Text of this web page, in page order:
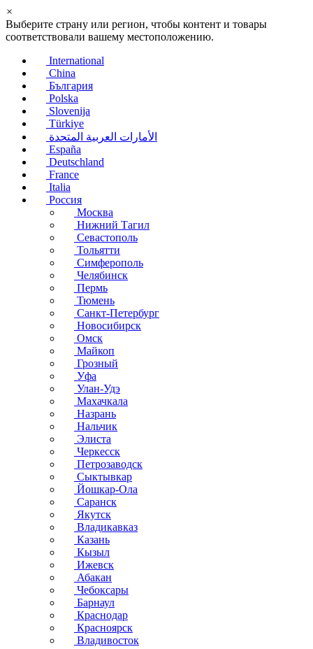
×
Выберите страну или регион, чтобы контент и товары
соответствовали вашему местоположению.
International
China
България
Polska
Slovenija
Türkiye
الأمارات العربية المتحدة
España
Deutschland
France
Italia
Россия
Москва
Нижний Тагил
Севастополь
Тольятти
Симферополь
Челябинск
Пермь
Тюмень
Санкт-Петербург
Новосибирск
Омск
Майкоп
Грозный
Уфа
Улан-Удэ
Махачкала
Назрань
Нальчик
Элиста
Черкесск
Петрозаводск
Сыктывкар
Йошкар-Ола
Саранск
Якутск
Владикавказ
Казань
Кызыл
Ижевск
Абакан
Чебоксары
Барнаул
Краснодар
Красноярск
Владивосток